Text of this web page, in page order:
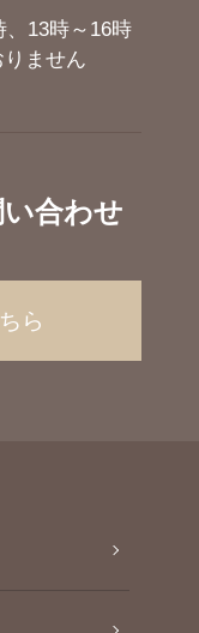
、13時～16時
ません
合わせ
ら